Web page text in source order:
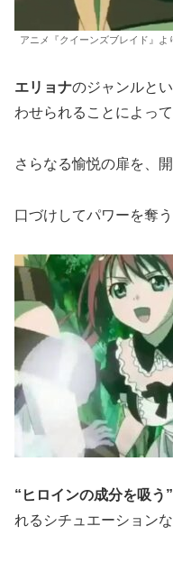
アニメ『クイーンズブレイド』よ
エリョナのジャンルと
わせられることによって
さらなる愉悦の扉を、
口づけしてパワーを奪う
“ヒロインの成分を吸う”
れるシチュエーションな